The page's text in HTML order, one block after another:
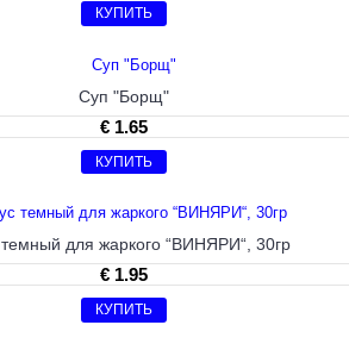
КУПИТЬ
Суп "Борщ"
€ 1.65
КУПИТЬ
для жаркого “ВИНЯРИ“, 30гp
€ 1.95
КУПИТЬ